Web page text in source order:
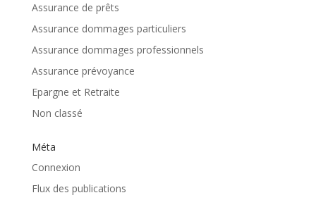
Assurance de prêts
Assurance dommages particuliers
Assurance dommages professionnels
Assurance prévoyance
Epargne et Retraite
Non classé
Méta
Connexion
Flux des publications